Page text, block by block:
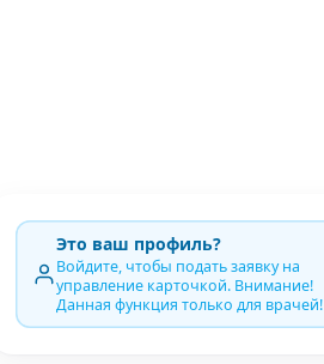
Это ваш профиль?
Войдите, чтобы подать заявку на
управление карточкой. Внимание!
Данная функция только для врачей!